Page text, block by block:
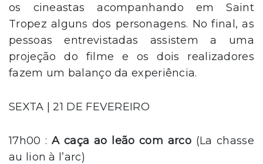
os cineastas acompanhando em Saint
Tropez alguns dos personagens. No final, as
pessoas entrevistadas assistem a uma
projeção do filme e os dois realizadores
fazem um balanço da experiência.
SEXTA | 21 DE FEVEREIRO
17h00 :A caça ao leão com arco(La chasse
au lion à l’arc)